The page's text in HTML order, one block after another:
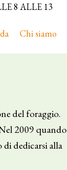
8 ALLE 13
Chi siamo
del foraggio.
2009 quando
di dedicarsi alla